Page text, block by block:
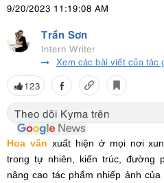
9/20/2023 11:19:08 AM
Trần Sơn
Intern Writer
Xem các bài viết của tác
123
Theo dõi Kyma trên
Hoa văn xuất hiện ở mọi nơi
trong tự nhiên, kiến trúc, đường
nâng cao tác phẩm nhiếp ảnh